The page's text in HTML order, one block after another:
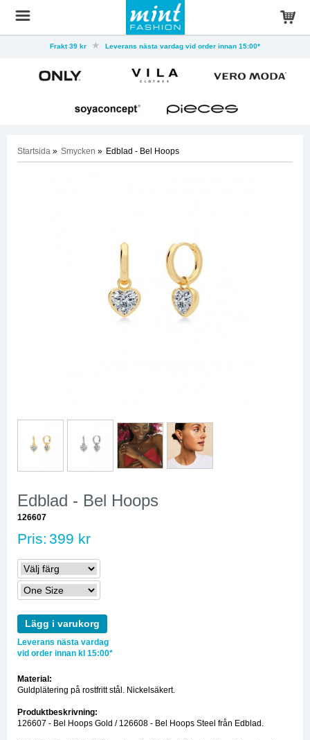
Frakt 39 kr Leverans nästa vardag vid order innan 15:00*
Startsida » Smycken » Edblad - Bel Hoops
Edblad - Bel Hoops
126607
Pris: 399 kr
Lägg i varukorg
Leverans nästa vardag
vid order innan kl 15:00*
Material:
Guldplätering på rostfritt stål. Nickelsäkert.
Produktbeskrivning:
126607 - Bel Hoops Gold / 126608 - Bel Hoops Steel från Edblad.